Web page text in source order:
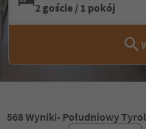
2 goście / 1 pokój
568Wyniki- Południowy Tyrol